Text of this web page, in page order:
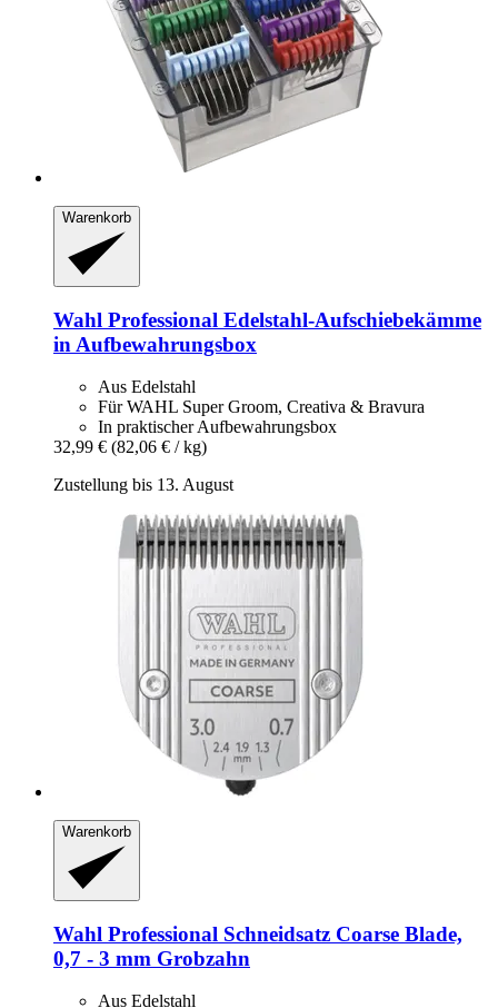
Warenkorb
Wahl Professional Edelstahl-​Aufschiebekämme
in Aufbewahrungsbox
Aus Edelstahl
Für WAHL Super Groom, Creativa & Bravura
In praktischer Aufbewahrungsbox
32,99 € (82,06 € / kg)
Zustellung bis 13. August
Warenkorb
Wahl Professional Schneidsatz Coarse Blade,
0,7 -​ 3 mm Grobzahn
Aus Edelstahl